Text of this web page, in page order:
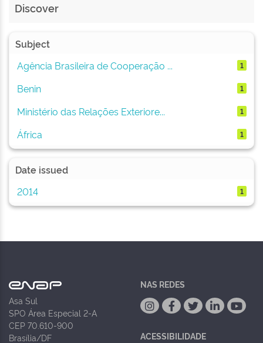
Discover
Subject
Agência Brasileira de Cooperação ...
1
Benin 1
Ministério das Relações Exteriore... 1
África 1
Date issued
2014
1
Asa Sul
SPO Área Especial 2-A
CEP 70.610-900
Brasília/DF
NAS REDES
ACESSIBILIDADE